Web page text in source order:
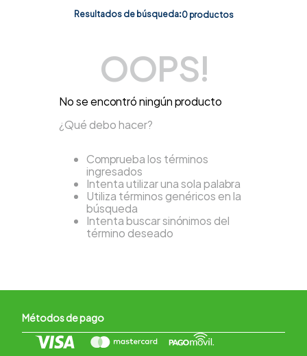
Resultados de búsqueda:0 productos
OOPS!
No se encontró ningún producto
¿Qué debo hacer?
Comprueba los términos
ingresados
Intenta utilizar una sola palabra
Utiliza términos genéricos en la
búsqueda
Intenta buscar sinónimos del
término deseado
Métodos de pago